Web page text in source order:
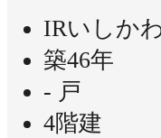
IRいしか
築46年
- 戸
4階建